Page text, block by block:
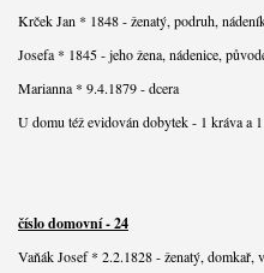
Krček Jan * 1848 - ženatý, podruh,
Josefa * 1845 - jeho žena, nádenice,
Marianna * 9.4.1879 - dcera
U domu též evidován dobytek - 1 kráva a
číslo domovní - 24
Vaňák Josef * 2.2.1828 - ženatý,